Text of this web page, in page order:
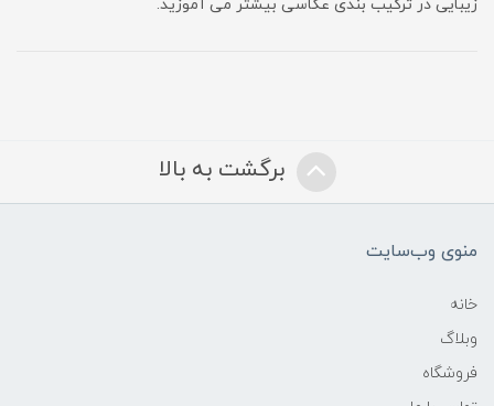
زیبایی در ترکیب بندی عکاسی بیشتر می آموزید.
برگشت به بالا
منوی وب‌سایت
خانه
وبلاگ
فروشگاه